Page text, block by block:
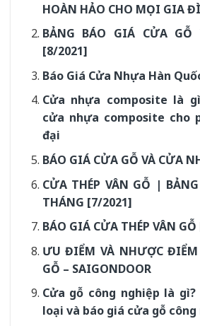
HOÀN HẢO CHO MỌI GIA
BẢNG BÁO GIÁ CỬA GỖ
[8/2021]
Báo Giá Cửa Nhựa Hàn
Cửa nhựa composite là
cửa nhựa composite cho
đại
BÁO GIÁ CỬA GỖ VÀ CỬA
CỬA THÉP VÂN GỖ |
THÁNG [7/2021]
BÁO GIÁ CỬA THÉP VÂN
ƯU ĐIỂM VÀ NHƯỢC ĐIỂM
GỖ – SAIGONDOOR
Cửa gỗ công nghiệp là
loại và báo giá cửa gỗ công